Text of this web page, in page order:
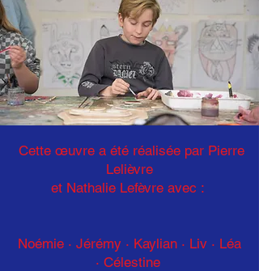
Cette œuvre a été réalisée par Pierre
Lelièvre
et Nathalie Lefèvre avec :
Noémie · Jérémy · Kaylian · Liv · Léa
· Célestine